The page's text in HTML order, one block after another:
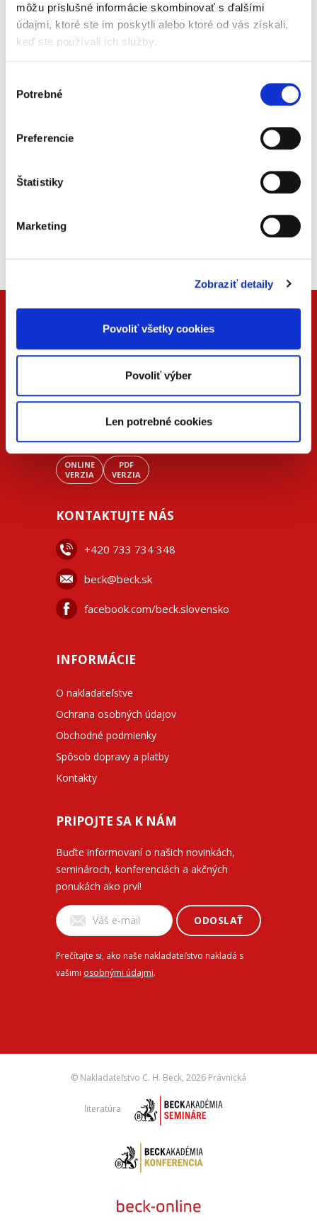
môžu príslušné informácie skombinovať s ďalšími
údajmi, ktoré ste im poskytli alebo ktoré od vás získali,
keď ste používali ich služby.
súhlasu
Potrebné
Preferencie
Štatistiky
Marketing
Zobraziť detaily
Povoliť všetky cookies
Povoliť výber
Len potrebné cookies
Doprava zdarma
Získajte dopravu zdarma
pri nákupu nad 99 €.
ONLINE
VERZIA
PDF
VERZIA
KONTAKTUJTE NÁS
+420 733 734 348
beck@beck.sk
facebook.com/beck.slovensko
INFORMÁCIE
O nakladateľstve
Ochrana osobných údajov
Obchodné podmienky
Spôsob dopravy a platby
Kontakty
PRIPOJTE SA K NÁM
Buďte informovaní o našich novinkách,
seminároch, konferenciách a akčných
ponukách ako prví!
ODOSLAŤ
Prečítajte si, ako naše nakladateľstvo nakladá s
vašimi osobnými údajmi.
© Nakladateľstvo C. H. Beck, 2026 Právnická
literatúra